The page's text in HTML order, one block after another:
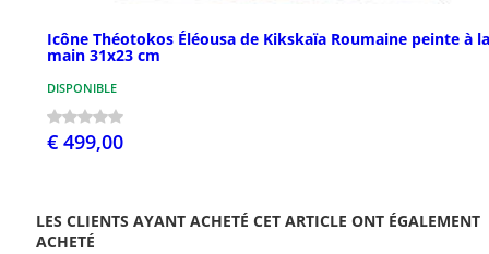
Icône Théotokos Éléousa de Kikskaïa Roumaine peinte à la
main 31x23 cm
DISPONIBLE
€ 499,00
LES CLIENTS AYANT ACHETÉ CET ARTICLE ONT ÉGALEMENT
ACHETÉ